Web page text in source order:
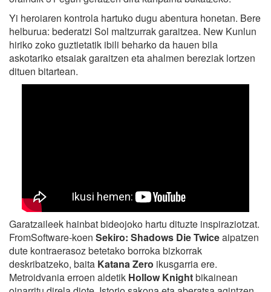
Yi heroiaren kontrola hartuko dugu abentura honetan. Bere
helburua: bederatzi Sol maltzurrak garaitzea. New Kunlun
hiriko zoko guztietatik ibili beharko da hauen bila
askotariko etsaiak garaitzen eta ahalmen bereziak lortzen
dituen bitartean.
Garatzaileek hainbat bideojoko hartu dituzte inspiraziotzat.
FromSoftware-koen Sekiro: Shadows Die Twiceaipatzen
dute kontraerasoz betetako borroka bizkorrak
deskribatzeko, baita Katana Zero ikusgarria ere.
Metroidvania erroen aldetik Hollow Knightbikainean